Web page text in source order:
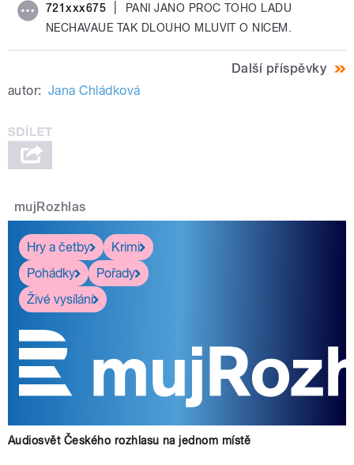
721xxx675
PANI JANO PROC TOHO LADU
NECHAVAUE TAK DLOUHO MLUVIT O NICEM.
Další příspěvky
autor: Jana Chládková
mujRozhlas
Hry a četby
Krimi
Pohádky
Pořady
Živé vysílání
Audiosvět Českého rozhlasu na jednom místě